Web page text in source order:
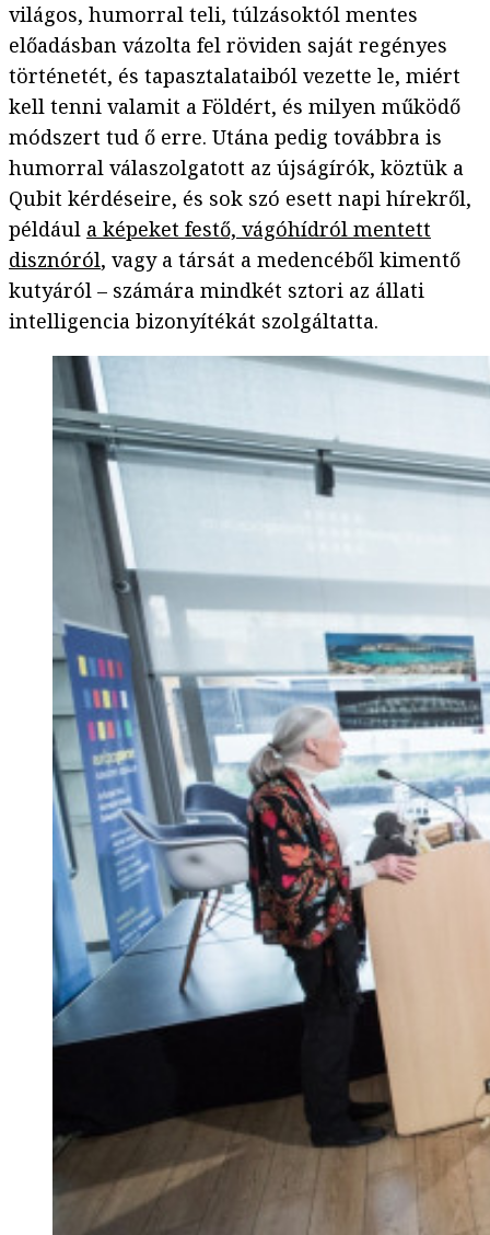
világos, humorral teli, túlzásoktól mentes
előadásban vázolta fel röviden saját regényes
történetét, és tapasztalataiból vezette le, miért
kell tenni valamit a Földért, és milyen működő
módszert tud ő erre. Utána pedig továbbra is
humorral válaszolgatott az újságírók, köztük a
Qubit kérdéseire, és sok szó esett napi hírekről,
például a képeket festő, vágóhídról mentett
disznóról, vagy a társát a medencéből kimentő
kutyáról – számára mindkét sztori az állati
intelligencia bizonyítékát szolgáltatta.